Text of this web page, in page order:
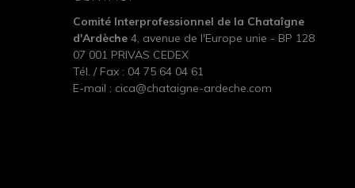
Comité Interprofessionnel de la Chataîgne
d'Ardèche 4, avenue de l'Europe unie - BP 128
07 001 PRIVAS CEDEX
Tél. / Fax : 04 75 64 04 61
E-mail : cica@chataigne-ardeche.com